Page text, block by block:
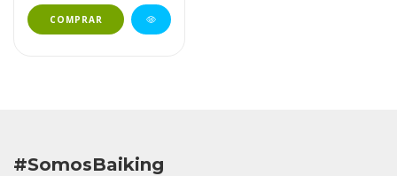
COMPRAR
#SomosBaiking